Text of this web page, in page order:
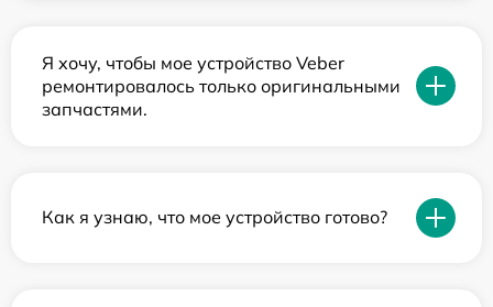
Я хочу, чтобы мое устройство Veber
ремонтировалось только оригинальными
запчастями.
Как я узнаю, что мое устройство готово?